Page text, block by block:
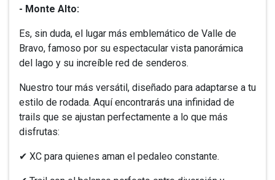
- ​Monte Alto:
Es, sin duda, el lugar más emblemático de Valle de
Bravo, famoso por su espectacular vista panorámica
del lago y su increíble red de senderos.
Nuestro tour más versátil, diseñado para adaptarse a tu
estilo de rodada. Aquí encontrarás una infinidad de
trails que se ajustan perfectamente a lo que más
disfrutas:
✔ XC para quienes aman el pedaleo constante.